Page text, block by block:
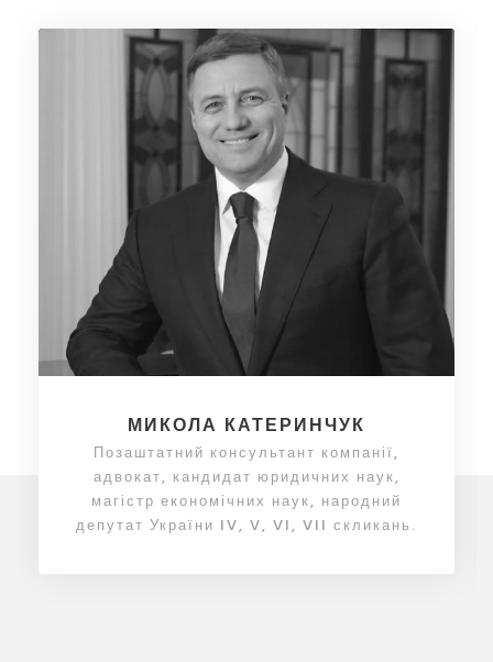
МИКОЛА КАТЕРИНЧУК
Позаштатний консультант компанії,
адвокат, кандидат юридичних наук,
магістр економічних наук, народний
депутат України IV, V, VI, VII скликань.